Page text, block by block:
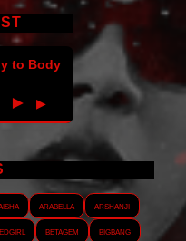
to Body
► ▶
Arabella
Arshanji
Betagem
Bigbang